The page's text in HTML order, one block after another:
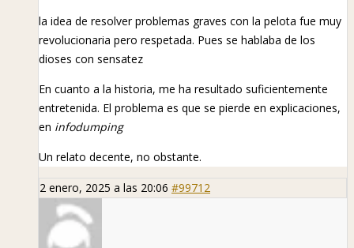
la idea de resolver problemas graves con la pelota fue muy
revolucionaria pero respetada. Pues se hablaba de los
dioses con sensatez
En cuanto a la historia, me ha resultado suficientemente
entretenida. El problema es que se pierde en explicaciones,
en infodumping
Un relato decente, no obstante.
2 enero, 2025 a las 20:06 #99712